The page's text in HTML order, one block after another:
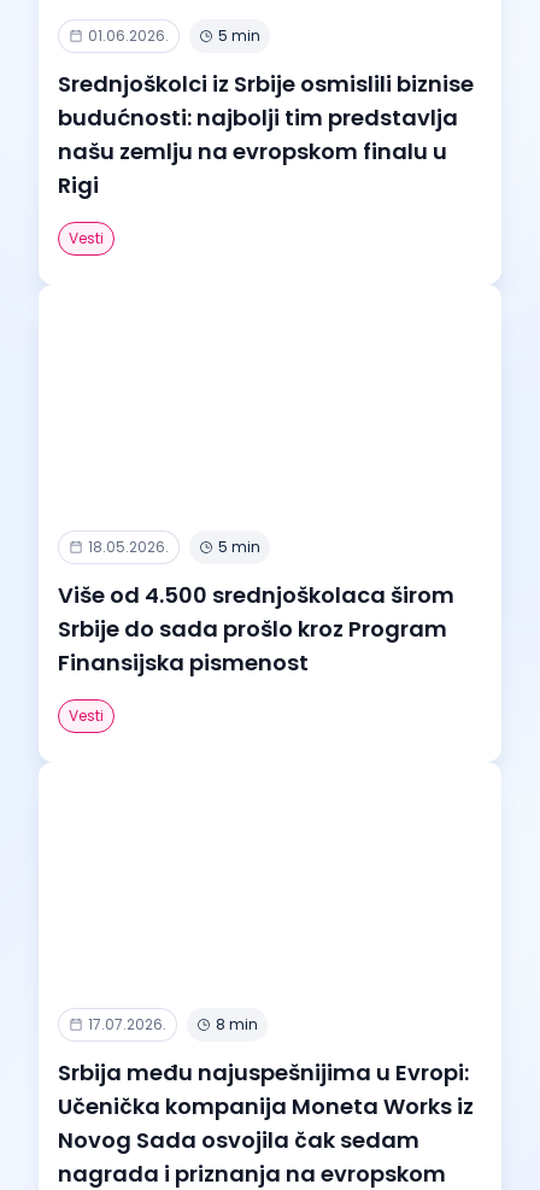
01.06.2026. 5 min
Srednjoškolci iz Srbije osmislili biznise
budućnosti: najbolji tim predstavlja
našu zemlju na evropskom finalu u
Rigi
Vesti
18.05.2026. 5 min
Više od 4.500 srednjoškolaca širom
Srbije do sada prošlo kroz Program
Finansijska pismenost
Vesti
17.07.2026. 8 min
Srbija među najuspešnijima u Evropi:
Učenička kompanija Moneta Works iz
Novog Sada osvojila čak sedam
nagrada i priznanja na evropskom